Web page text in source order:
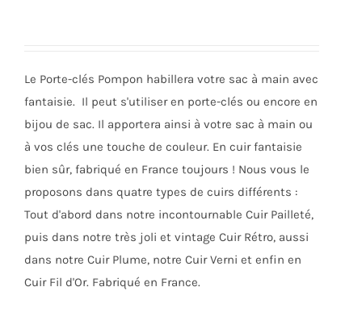
choisies
sur
page
Le Porte-clés Pompon habillera votre sac à main avec
fantaisie. Il peut s'utiliser en porte-clés ou encore en
bijou de sac. Il apportera ainsi à votre sac à main ou
à vos clés une touche de couleur. En cuir fantaisie
bien sûr, fabriqué en France toujours ! Nous vous le
proposons dans quatre types de cuirs différents :
Tout d'abord dans notre incontournable Cuir Pailleté,
puis dans notre très joli et vintage Cuir Rétro, aussi
dans notre Cuir Plume, notre Cuir Verni et enfin en
Cuir Fil d'Or. Fabriqué en France.